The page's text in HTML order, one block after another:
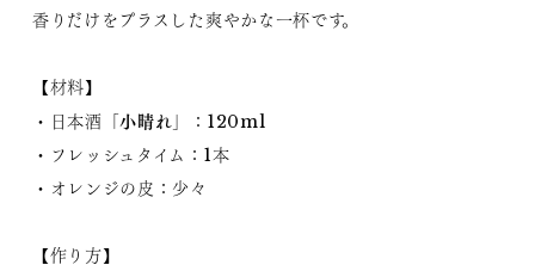
香りだけをプラスした爽やかな一杯です。
【材料】
・日本酒「小晴れ」：120ml
・フレッシュタイム：1本
・オレンジの皮：少々
【作り方】